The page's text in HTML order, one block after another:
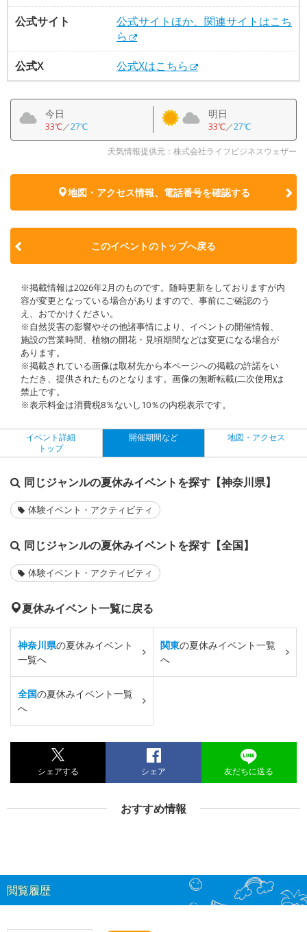
公式サイト
公式サイトほか、関連サイトはこち
ら
公式X
公式Xはこちら
今日
33℃／27℃
明日
33℃／27℃
天気情報提供元：株式会社ライフビジネスウェザー
地図・アクセス情報、電話番号を確認する
このイベントのトップへ戻る
※掲載情報は2026年2月のものです。随時更新をしておりますが内
容が変更となっている場合がありますので、事前にご確認のう
え、おでかけください。
※自然災害の影響やその他諸事情により、イベントの開催情報、
施設の営業時間、植物の開花・見頃期間などは変更になる場合が
あります。
※掲載されている画像は取材先から本ページへの掲載の許諾をい
ただき、提供されたものとなります。画像の無断転載(二次使用)は
禁止です。
※表示料金は消費税8％ないし10％の内税表示です。
イベント詳細
トップ
開催期間など 地図・アクセス
同じジャンルの夏休みイベントを探す【神奈川県】
体験イベント・アクティビティ
同じジャンルの夏休みイベントを探す【全国】
体験イベント・アクティビティ
夏休みイベント一覧に戻る
神奈川県の夏休みイベント
一覧へ
関東の夏休みイベント一覧
へ
全国の夏休みイベント一覧
へ
シェアする シェア 友だちに送る
おすすめ情報
閲覧履歴